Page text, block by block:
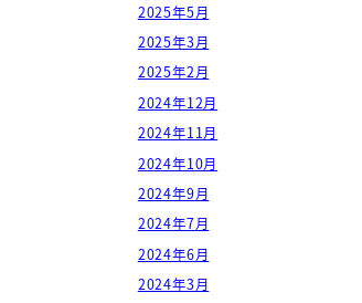
2025年5月
2025年3月
2025年2月
2024年12月
2024年11月
2024年10月
2024年9月
2024年7月
2024年6月
2024年3月